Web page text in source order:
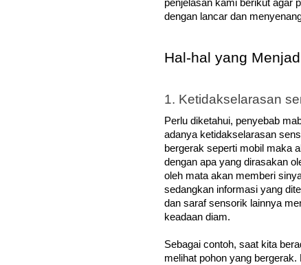
penjelasan kami berikut agar
dengan lancar dan
Hal-hal yang
1. Ketidakselarasan
Perlu diketahui, penyebab
adanya ketidakselarasan
bergerak seperti mobil maka
dengan apa yang dirasakan
oleh mata akan memberi
sedangkan informasi yang
dan saraf sensorik lainnya
keadaan diam.
Sebagai contoh, saat kita
melihat pohon yang